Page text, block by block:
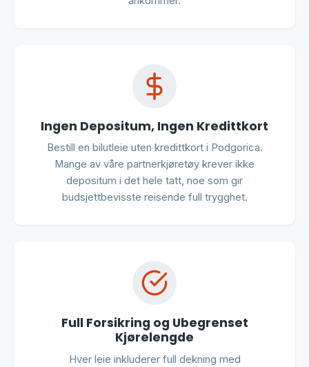
Ingen Depositum, Ingen Kredittkort
Bestill en bilutleie uten kredittkort i Podgorica.
Mange av våre partnerkjøretøy krever ikke
depositum i det hele tatt, noe som gir
budsjettbevisste reisende full trygghet.
Full Forsikring og Ubegrenset
Kjørelengde
Hver leie inkluderer full dekning med